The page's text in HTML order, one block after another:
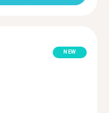
NEW